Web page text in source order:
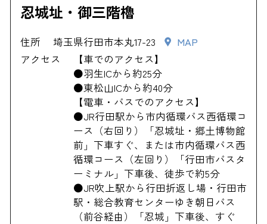
忍城址・御三階櫓
住所 埼玉県行田市本丸17-23
MAP
アクセス
【車でのアクセス】
●羽生ICから約25分
●東松山ICから約40分
【電車・バスでのアクセス】
●JR行田駅から市内循環バス西循環コ
ース（右回り）「忍城址・郷土博物館
前」下車すぐ、または市内循環バス西
循環コース（左回り）「行田市バスタ
ーミナル」下車後、徒歩で約5分
●JR吹上駅から行田折返し場・行田市
駅・総合教育センターゆき朝日バス
（前谷経由）「忍城」下車後、すぐ